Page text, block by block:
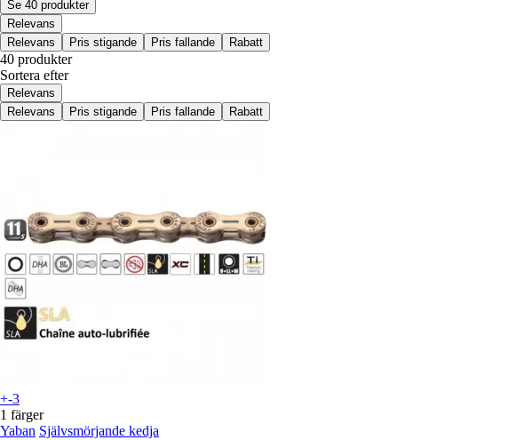
Se 40 produkter
Relevans
Relevans
Pris stigande Pris fallande Rabatt
40 produkter
Sortera efter
Relevans
Relevans
Pris stigande Pris fallande Rabatt
+-3
1 färger
Yaban Självsmörjande kedja